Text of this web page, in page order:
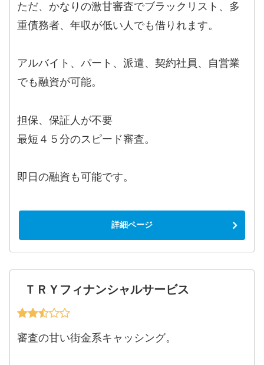
ただ、かなりの激甘審査でブラックリスト、多
重債務者、年収が低い人でも借りれます。
アルバイト、パート、派遣、契約社員、自営業
でも融資が可能。
担保、保証人が不要
最短４５分のスピード審査。
即日の融資も可能です。
詳細ページ
ＴＲＹフィナンシャルサービス
審査の甘い街金系キャッシング。